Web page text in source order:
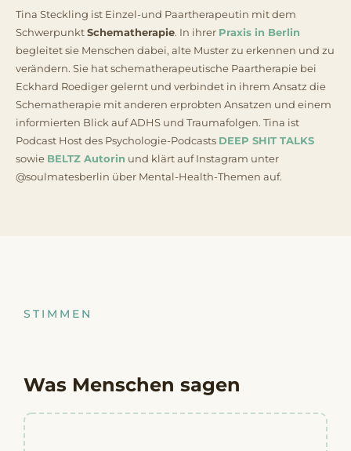
Tina Steckling ist Einzel-und Paartherapeutin mit dem
SchwerpunktSchematherapie. In ihrer Praxis in Berlin
begleitet sie Menschen dabei, alte Muster zu erkennen und zu
verändern. Sie hat schematherapeutische Paartherapie bei
Eckhard Roediger gelernt und verbindet in ihrem Ansatz die
Schematherapie mit anderen erprobten Ansatzen und einem
informierten Blick auf ADHS und Traumafolgen. Tina ist
Podcast Host des Psychologie-Podcasts DEEP SHIT TALKS
sowie BELTZ Autorin und klärt auf Instagram unter
@soulmatesberlin über Mental-Health-Themen auf.
STIMMEN
Was Menschen sagen